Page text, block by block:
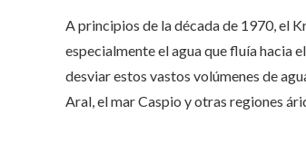
A principios de la década de 1970, el
especialmente el agua que fluía hacia
desviar estos vastos volúmenes de
Aral, el mar Caspio y otras regiones